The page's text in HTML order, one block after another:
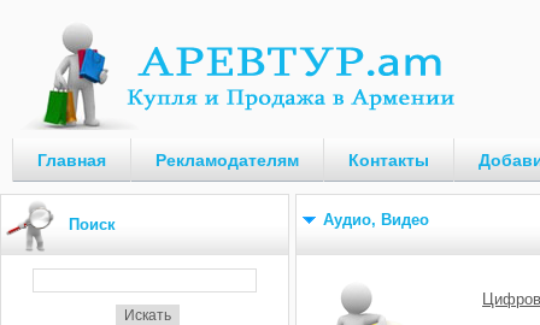
Главная Рекламодателям Контакты
Поиск Аудио, Видео